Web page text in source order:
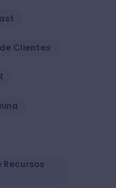
Clientes